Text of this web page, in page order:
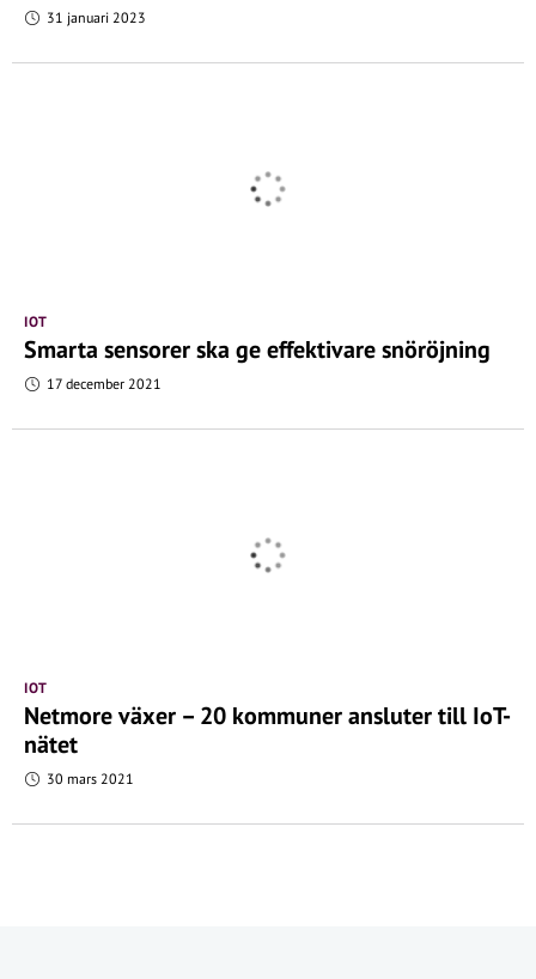
31 januari 2023
IOT
Smarta sensorer ska ge effektivare snöröjning
17 december 2021
IOT
Netmore växer – 20 kommuner ansluter till IoT-
nätet
30 mars 2021